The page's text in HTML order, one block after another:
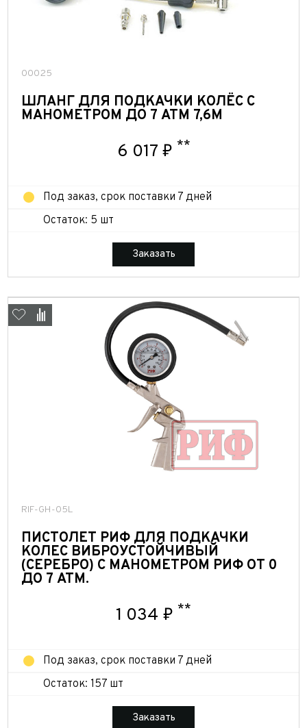
00025
ШЛАНГ ДЛЯ ПОДКАЧКИ КОЛЁС С
МАНОМЕТРОМ ДО 7 АТМ 7,6М
6 017 ₽ **
Под заказ, срок поставки 7 дней
Остаток: 5 шт
Заказать
RIF-GH-05L
ПИСТОЛЕТ РИФ ДЛЯ ПОДКАЧКИ
КОЛЕС ВИБРОУСТОЙЧИВЫЙ
(СЕРЕБРО) С МАНОМЕТРОМ РИФ ОТ 0
ДО 7 АТМ.
1 034 ₽ **
Под заказ, срок поставки 7 дней
Остаток: 157 шт
Заказать